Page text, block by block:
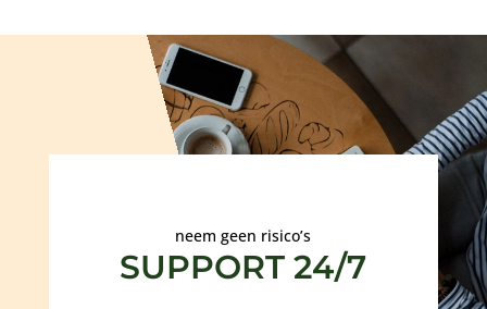
neem geen risico’s
SUPPORT 24/7